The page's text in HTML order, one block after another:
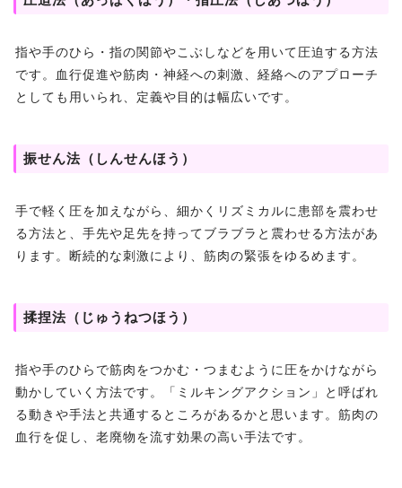
指や手のひら・指の関節やこぶしなどを用いて圧迫する方法
です。血行促進や筋肉・神経への刺激、経絡へのアプローチ
としても用いられ、定義や目的は幅広いです。
振せん法（しんせんほう）
手で軽く圧を加えながら、細かくリズミカルに患部を震わせ
る方法と、手先や足先を持ってブラブラと震わせる方法があ
ります。断続的な刺激により、筋肉の緊張をゆるめます。
揉捏法（じゅうねつほう）
指や手のひらで筋肉をつかむ・つまむように圧をかけながら
動かしていく方法です。「ミルキングアクション」と呼ばれ
る動きや手法と共通するところがあるかと思います。筋肉の
血行を促し、老廃物を流す効果の高い手法です。